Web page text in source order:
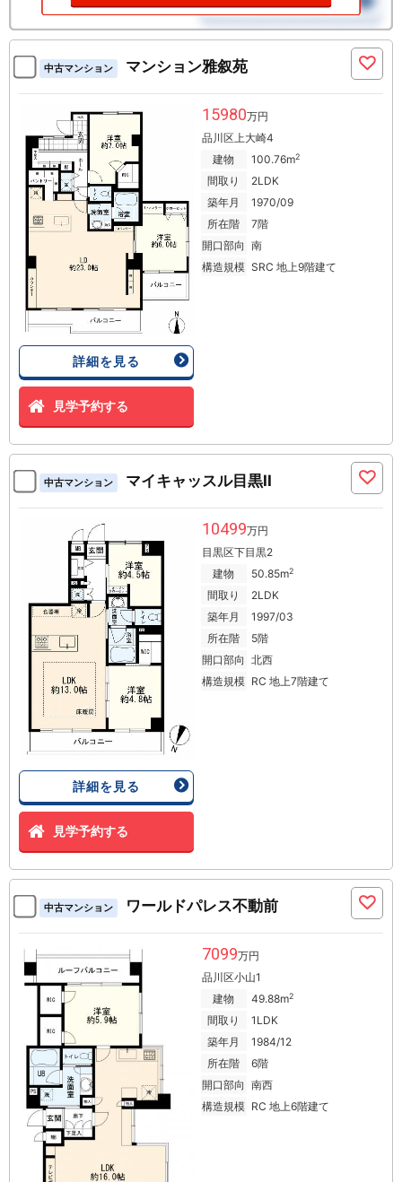
中古マンション マンション雅叙苑
詳細を見る
見学予約する
15980万円
品川区上大崎4
建物
100.76m2
間取り
2LDK
築年月
1970/09
所在階
7階
開口部向 南
構造規模 SRC 地上9階建て
中古マンション マイキャッスル目黒II
詳細を見る
見学予約する
10499万円
目黒区下目黒2
建物
50.85m2
間取り
2LDK
築年月
1997/03
所在階
5階
開口部向 北西
構造規模 RC 地上7階建て
中古マンション ワールドパレス不動前
7099万円
品川区小山1
建物
49.88m2
間取り
1LDK
築年月
1984/12
所在階
6階
開口部向 南西
構造規模 RC 地上6階建て